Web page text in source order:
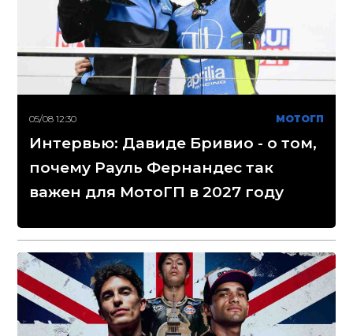
05/08 12:30 МОТОГП
Интервью: Давиде Бривио - о том,
почему Рауль Фернандес так
важен для МотоГП в 2027 году